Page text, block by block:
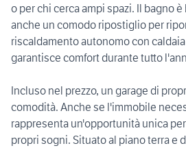
o per chi cerca ampi spazi. Il bagno
anche un comodo ripostiglio per
riscaldamento autonomo con
garantisce comfort durante tutto
Incluso nel prezzo, un garage di
comodità. Anche se l'immobile
rappresenta un'opportunità unica
propri sogni. Situato al piano terra e